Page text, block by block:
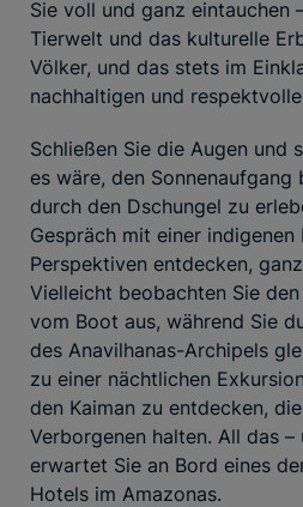
Sie voll und ganz eintauchen
Tierwelt und das kulturelle
Völker, und das stets im
nachhaltigen und
Schließen Sie die Augen und
es wäre, den Sonnenaufgang
durch den Dschungel zu
Gespräch mit einer indigenen
Perspektiven entdecken,
Vielleicht beobachten Sie
vom Boot aus, während Sie
des Anavilhanas-Archipels
zu einer nächtlichen
den Kaiman zu entdecken,
Verborgenen halten. All das –
erwartet Sie an Bord eines
Hotels im Amazonas.